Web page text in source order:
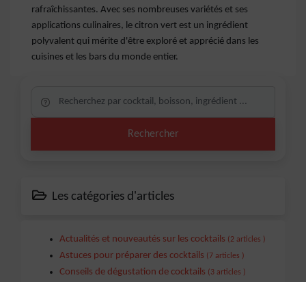
rafraîchissantes. Avec ses nombreuses variétés et ses
applications culinaires, le citron vert est un ingrédient
polyvalent qui mérite d'être exploré et apprécié dans les
cuisines et les bars du monde entier.
Rechercher
Les catégories d'articles
Actualités et nouveautés sur les cocktails (2 articles )
Astuces pour préparer des cocktails (7 articles )
Conseils de dégustation de cocktails (3 articles )